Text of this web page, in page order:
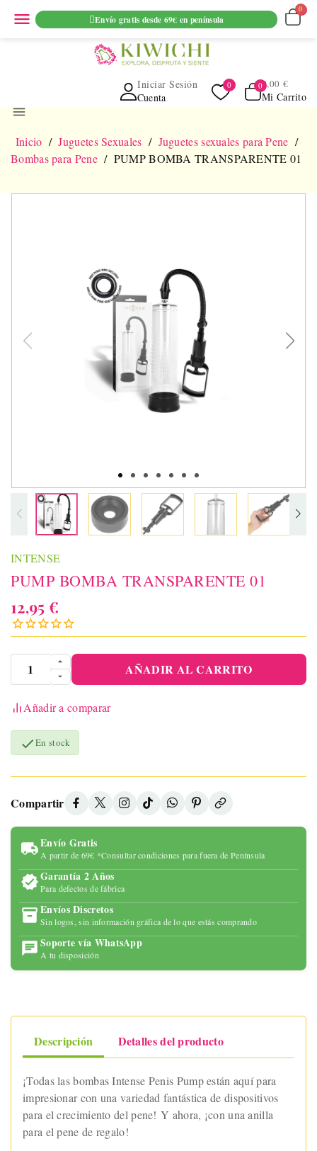
ENVIO GRATUITO EN PEDIDOS SUPERIORES A 69€ EN
PENINSULA
Cuenta
Iniciar Sesión
Mi Carrito
0,00 €
menu
Inicio Juguetes Sexuales
Juguetes sexuales para Pene
Bombas para Pene
PUMP BOMBA TRANSPARENTE 01
INTENSE
PUMP BOMBA TRANSPARENTE 01
12,95 €
AÑADIR AL CARRITO
Añadir a comparar
En stock
Compartir
Envío Gratis
A partir de 69€ *Consultar condiciones para fuera de Península
Garantía 2 Años
Para defectos de fábrica
Envíos Discretos
Sin logos, sin información gráfica de lo que estás comprando
Soporte vía WhatsApp
A tu disposición
Descripción Detalles del producto
¡Todas las bombas Intense Penis Pump están aquí para
impresionar con una variedad fantástica de dispositivos
para el crecimiento del pene! Y ahora, ¡con una anilla
para el pene de regalo!
menu Envío gratis desde 69€ en península